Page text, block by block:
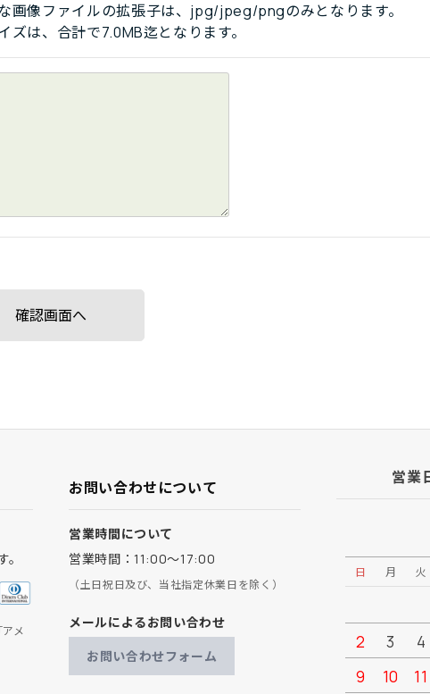
画像ファイルの拡張子は、jpg/jpeg/pngのみとなります。
ズは、合計で7.0MB迄となります。
メ
お問い合わせについて
営業時間について
営業時間：11:00～17:00
（土日祝日及び、当社指定休業日を除く）
メールによるお問い合わせ
お問い合わせフォーム
営業
日 月 火
2
3 4
9
10 11